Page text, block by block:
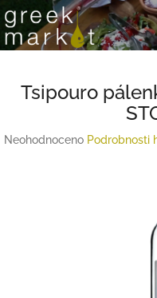
na
obsah
Tsipouro
Průměrné
Neohodnoceno Podrobnosti